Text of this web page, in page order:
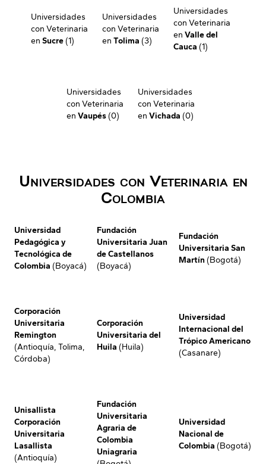
Universidades
con Veterinaria
en Sucre(1)
Universidades
con Veterinaria
en Tolima (3)
Universidades
con Veterinaria
en Valle del
Cauca (1)
Universidades
con Veterinaria
en Vaupés(0)
Universidades
con Veterinaria
en Vichada (0)
Universidades con Veterinaria en
Colombia
Universidad
Pedagógica y
Tecnológica de
Colombia (Boyacá)
Fundación
Universitaria Juan
de Castellanos
(Boyacá)
Fundación
Universitaria San
Martín(Bogotá)
Corporación
Universitaria
Remington
(Antioquía, Tolima,
Córdoba)
Corporación
Universitaria del
Huila (Huila)
Universidad
Internacional del
Trópico Americano
(Casanare)
Unisallista
Corporación
Universitaria
Lasallista
(Antioquía)
Fundación
Universitaria
Agraria de
Colombia
Uniagraria
Universidad
Nacional de
Colombia (Bogotá)